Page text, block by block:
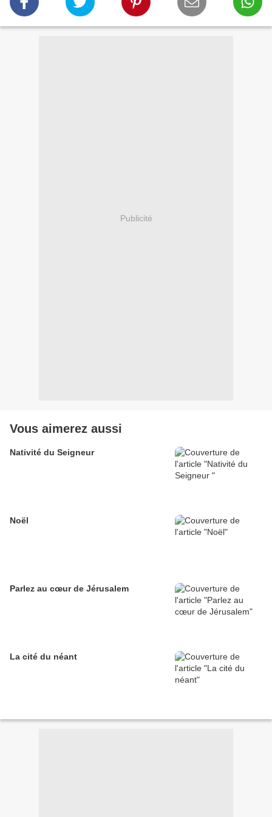
Publicité
Vous aimerez aussi
Nativité du Seigneur
Noël
Parlez au cœur de Jérusalem
La cité du néant